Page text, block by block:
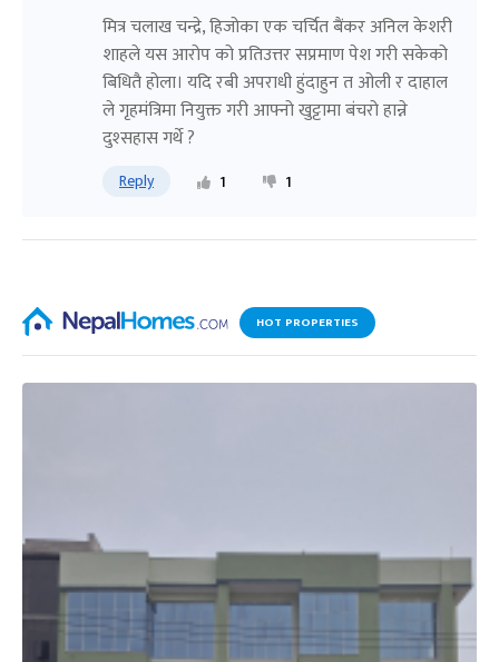
मित्र चलाख चन्द्रे, हिजोका एक चर्चित बैंकर अनिल केशरी
शाहले यस आरोप को प्रतिउत्तर सप्रमाण पेश गरी सकेको
बिधितै होला। यदि रबी अपराधी हुंदाहुन त ओली र दाहाल
ले गृहमंत्रिमा नियुक्त गरी आफ्नो खुट्टामा बंचरो हान्ने
दुश्सहास गर्थे ?
Reply 1 1
HOT PROPERTIES